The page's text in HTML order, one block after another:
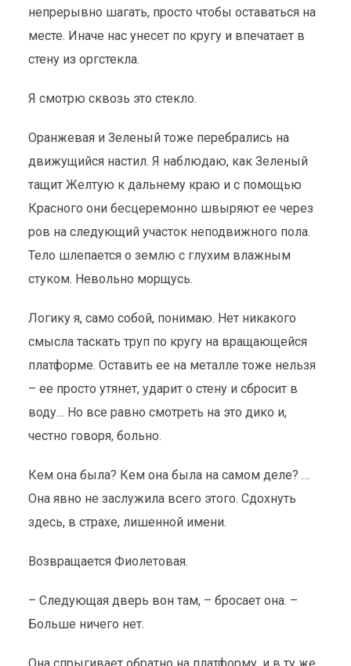
непрерывно шагать, просто чтобы оставаться на
месте. Иначе нас унесет по кругу и впечатает в
стену из оргстекла.
Я смотрю сквозь это стекло.
Оранжевая и Зеленый тоже перебрались на
движущийся настил. Я наблюдаю, как Зеленый
тащит Желтую к дальнему краю и с помощью
Красного они бесцеремонно швыряют ее через
ров на следующий участок неподвижного пола.
Тело шлепается о землю с глухим влажным
стуком. Невольно морщусь.
Логику я, само собой, понимаю. Нет никакого
смысла таскать труп по кругу на вращающейся
платформе. Оставить ее на металле тоже нельзя
– ее просто утянет, ударит о стену и сбросит в
воду… Но все равно смотреть на это дико и,
честно говоря, больно.
Кем она была? Кем она была на самом деле? …
Она явно не заслужила всего этого. Сдохнуть
здесь, в страхе, лишенной имени.
Возвращается Фиолетовая.
– Следующая дверь вон там, – бросает она. –
Больше ничего нет.